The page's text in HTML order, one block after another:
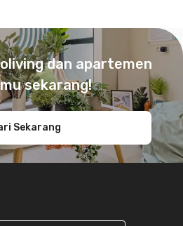
dan apartemen
sekarang!
Sekarang